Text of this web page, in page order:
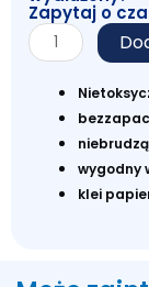
Zapytaj o
ilość
AMOS
wygodny
klei